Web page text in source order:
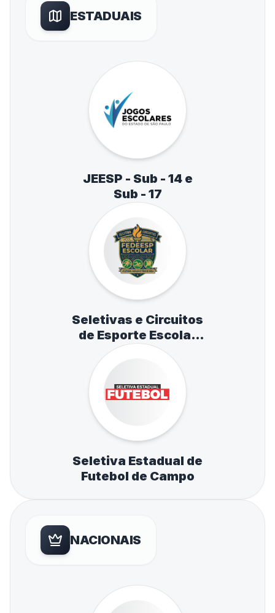
ESTADUAIS
JEESP - Sub - 14 e
Sub - 17
Seletivas e Circuitos
de Esporte Escolar
de Atletismo,
Natação e Tênis de
Mesa
Seletiva Estadual de
Futebol de Campo
NACIONAIS